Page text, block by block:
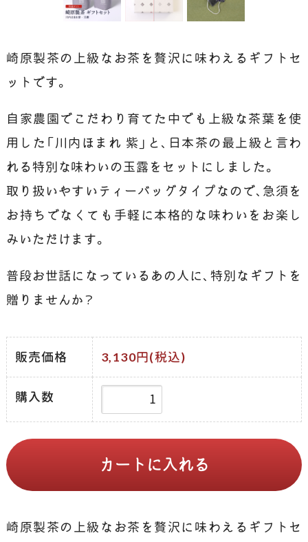
崎原製茶の上級なお茶を贅沢に味わえるギフトセ
ットです。
自家農園でこだわり育てた中でも上級な茶葉を使
用した「川内ほまれ 紫」と、日本茶の最上級と言わ
れる特別な味わいの玉露をセットにしました。
取り扱いやすいティーバッグタイプなので、急須を
お持ちでなくても手軽に本格的な味わいをお楽し
みいただけます。
普段お世話になっているあの人に、特別なギフトを
贈りませんか？
販売価格 3,130円(税込)
購入数
崎原製茶の上級なお茶を贅沢に味わえるギフトセ